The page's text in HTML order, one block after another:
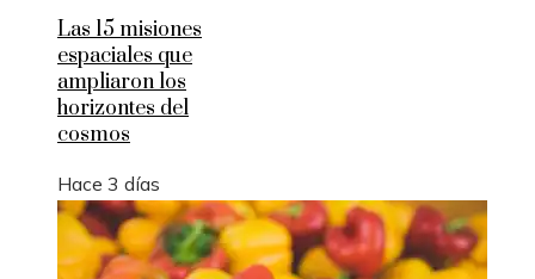
Las 15 misiones
espaciales que
ampliaron los
horizontes del
cosmos
Hace 3 días